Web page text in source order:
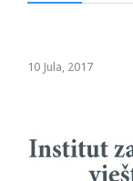
10 Jula, 2017